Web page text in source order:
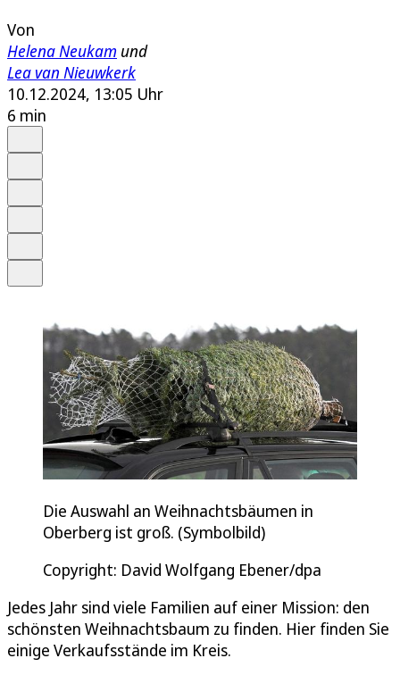
Von
Helena Neukam und
Lea van Nieuwkerk
10.12.2024, 13:05 Uhr
6 min
Die Auswahl an Weihnachtsbäumen in
Oberberg ist groß. (Symbolbild)
Copyright: David Wolfgang Ebener/dpa
Jedes Jahr sind viele Familien auf einer Mission: den
schönsten Weihnachtsbaum zu finden. Hier finden Sie
einige Verkaufsstände im Kreis.